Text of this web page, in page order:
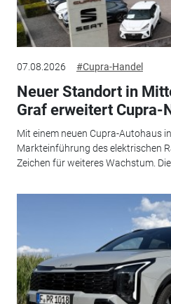
07.08.2026 #Cupra-Handel
Neuer Standort in
Graf erweitert Cupra-
Mit einem neuen Cupra-Autohaus
Markteinführung des elektrischen
Zeichen für weiteres Wachstum.